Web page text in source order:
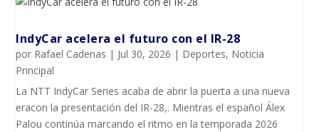
IndyCar acelera el futuro con el IR-28
por Rafael Cadenas | Jul 30, 2026 | Deportes, Noticia
Principal
La NTT IndyCar Series acaba de abrir la puerta a una nueva
eracon la presentación del IR-28,. Mientras el español Álex
Palou continúa marcando el ritmo en la temporada 2026